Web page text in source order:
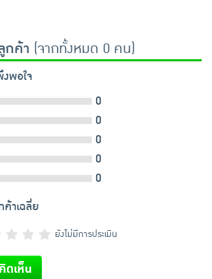
กค้า (จากทั้งหมด 0 คน)
พอใจ
0
0
0
0
0
ค้าเฉลี่ย
ยังไม่มีการประเมิน
ดเห็น